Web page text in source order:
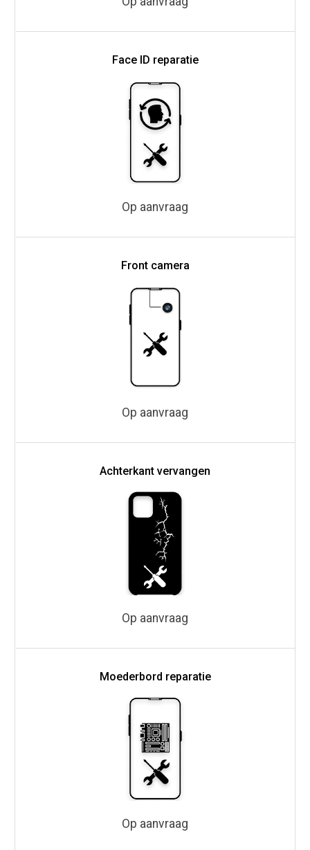
Face ID reparatie
Op aanvraag
Front camera
Op aanvraag
Achterkant vervangen
Op aanvraag
Moederbord reparatie
Op aanvraag